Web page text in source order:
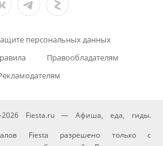
персональных данных
Правообладателям
Fiesta.ru — Афиша, еда, гиды.
Fiesta разрешено только с